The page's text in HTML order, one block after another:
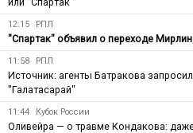
12:15 РПЛ
"Спартак" объявил о переходе
11:58 РПЛ
Источник: агенты Батракова
"Галатасарай"
11:44 Кубок России
Оливейра — о травме Кондакова: